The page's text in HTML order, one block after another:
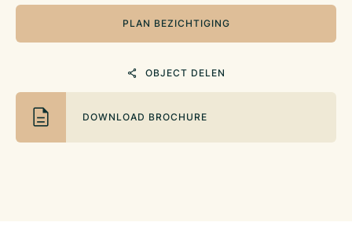
PLAN BEZICHTIGING
OBJECT DELEN
DOWNLOAD BROCHURE